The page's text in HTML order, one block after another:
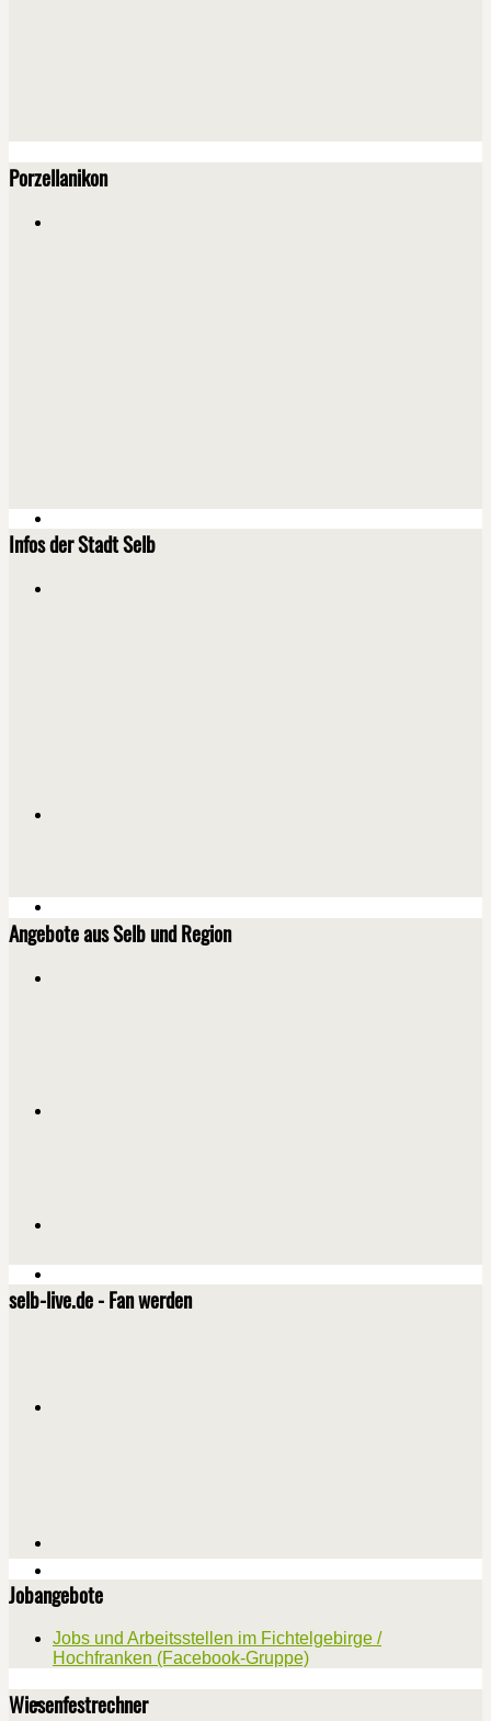
Porzellanikon
Infos der Stadt Selb
Angebote aus Selb und Region
selb-live.de - Fan werden
Jobangebote
Jobs und Arbeitsstellen im Fichtelgebirge /
Hochfranken (Facebook-Gruppe)
Wiesenfestrechner